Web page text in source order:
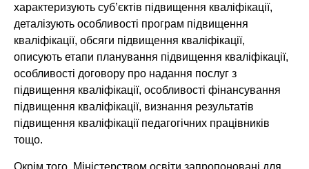
характеризують суб’єктів підвищення кваліфікації,
деталізують особливості програм підвищення
кваліфікації, обсяги підвищення кваліфікації,
описують етапи планування підвищення кваліфікації,
особливості договору про надання послуг з
підвищення кваліфікації, особливості фінансування
підвищення кваліфікації, визнання результатів
підвищення кваліфікації педагогічних працівників
тощо.
Окрім того, Міністерством освіти запропоновані для